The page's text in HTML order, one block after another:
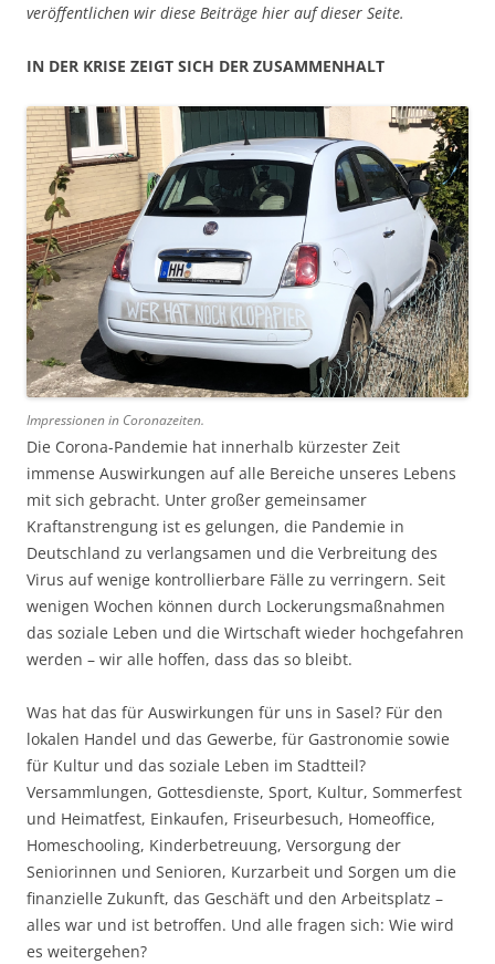
veröffentlichen wir diese Beiträge hier auf dieser Seite.
IN DER KRISE ZEIGT SICH DER ZUSAMMENHALT
Impressionen in Coronazeiten.
Die Corona-Pandemie hat innerhalb kürzester Zeit
immense Auswirkungen auf alle Bereiche unseres Lebens
mit sich gebracht. Unter großer gemeinsamer
Kraftanstrengung ist es gelungen, die Pandemie in
Deutschland zu verlangsamen und die Verbreitung des
Virus auf wenige kontrollierbare Fälle zu verringern. Seit
wenigen Wochen können durch Lockerungsmaßnahmen
das soziale Leben und die Wirtschaft wieder hochgefahren
werden – wir alle hoffen, dass das so bleibt.
Was hat das für Auswirkungen für uns in Sasel? Für den
lokalen Handel und das Gewerbe, für Gastronomie sowie
für Kultur und das soziale Leben im Stadtteil?
Versammlungen, Gottesdienste, Sport, Kultur, Sommerfest
und Heimatfest, Einkaufen, Friseurbesuch, Homeoffice,
Homeschooling, Kinderbetreuung, Versorgung der
Seniorinnen und Senioren, Kurzarbeit und Sorgen um die
finanzielle Zukunft, das Geschäft und den Arbeitsplatz –
alles war und ist betroffen. Und alle fragen sich: Wie wird
es weitergehen?